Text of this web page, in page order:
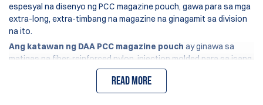
espesyal na disenyo ng PCC magazine pouch, gawa para sa mga
extra-long, extra-timbang na magazine na ginagamit sa division
na ito.
Ang katawan ng DAA PCC magazine pouch ay ginawa sa
matigas na fiber-reinforced nylon, injection molded para sa isang
konsistenteng perpektong pagkakasunod-sunod. May dalawang
adjustment screw na nagbibigay-daan sa iyo na itakda ang
retention force ng iyong magazine sa iyong gusto. Ang katawan
Read more